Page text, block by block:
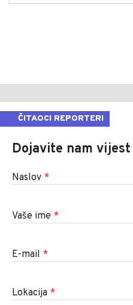
ČITAOCI REPORTERI
Dojavite nam vijest
Naslov *
Vaše ime *
E-mail *
Lokacija *